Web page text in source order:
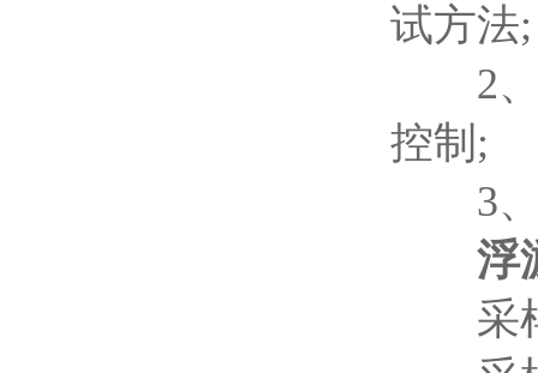
试方法;
2、
控制;
3、
浮
采样